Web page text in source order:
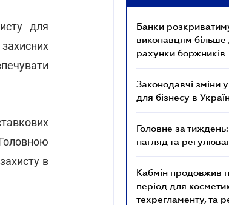
для
захисних
в
Банки
виконавцям
рахунки боржників
Законодавчі зміни
для бізнесу в
Головне за
нагляд та
Кабмін продовжив
період для
техрегламенту, та